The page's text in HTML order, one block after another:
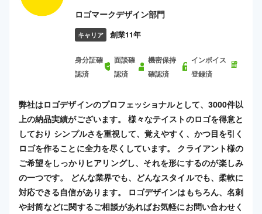
ロゴマークデザイン部門
キャリア 創業11年
身分証確
認済
面談確
認済
機密保持
確認済
インボイス
登録済
弊社はロゴデザインのプロフェッショナルとして、3000件以
上の納品実績がございます。 様々なテイストのロゴを得意と
しており シンプルさを重視して、覚えやすく、かつ目を引く
ロゴを作ることに全力を尽くしています。 クライアント様の
ご希望をしっかりヒアリングし、それを形にするのが楽しみ
の一つです。 どんな業界でも、どんなスタイルでも、柔軟に
対応できる自信があります。 ロゴデザインはもちろん、名刺
や封筒などに関するご相談があればお気軽にお問い合わせく